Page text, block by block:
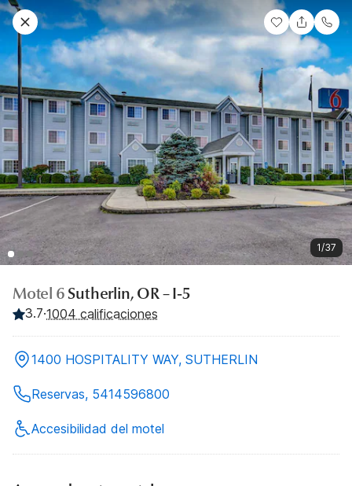
1/37
Motel 6Sutherlin, OR – I-5
3.7·1004 calificaciones
1400 HOSPITALITY WAY, SUTHERLIN
Reservas, 5414596800
Accesibilidad del motel